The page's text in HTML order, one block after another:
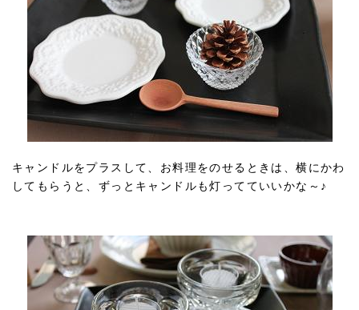
キャンドルをプラスして、お料理をのせるときは、横にかわ
してもらうと、ずっとキャンドルも灯ってていいかな～♪